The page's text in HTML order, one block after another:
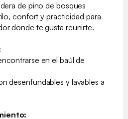
de pino de bosques
confort y practicidad para
donde te gusta reunirte.
en el baúl de
desenfundables y lavables a